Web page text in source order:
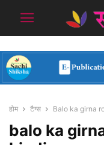
होम टैग्स Balo ka girna
balo ka